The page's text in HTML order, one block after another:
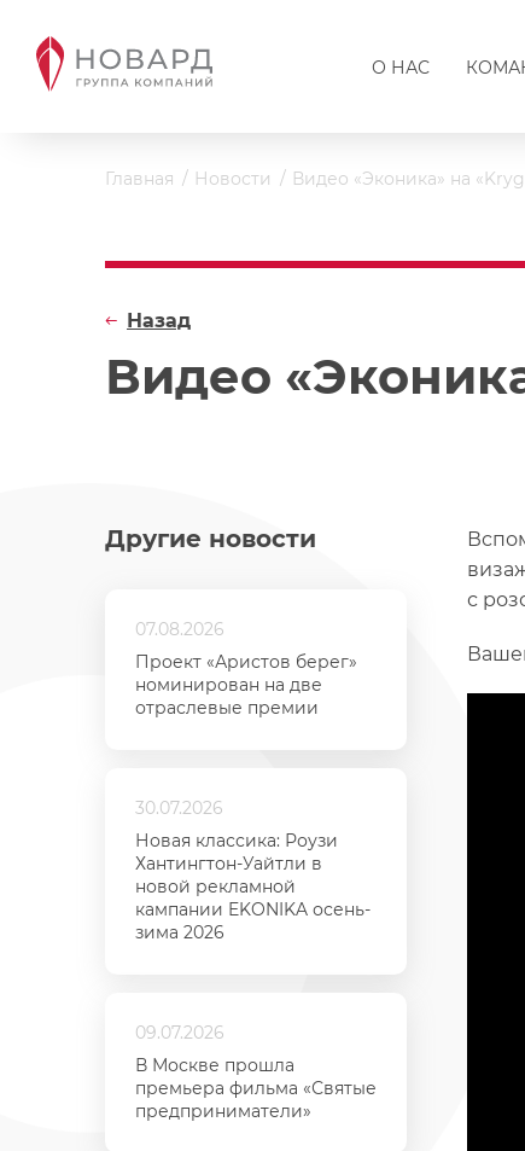
О НАС
Главная Новости Видео «Эконика» на
Видео
Назад
Другие новости
07.08.2026
Проект «Аристов берег»
номинирован на две
отраслевые премии
30.07.2026
Новая классика: Роузи
Хантингтон-Уайтли в
новой рекламной
кампании EKONIKA осень-
зима 2026
09.07.2026
В Москве прошла
премьера фильма «Святые
предприниматели»
с